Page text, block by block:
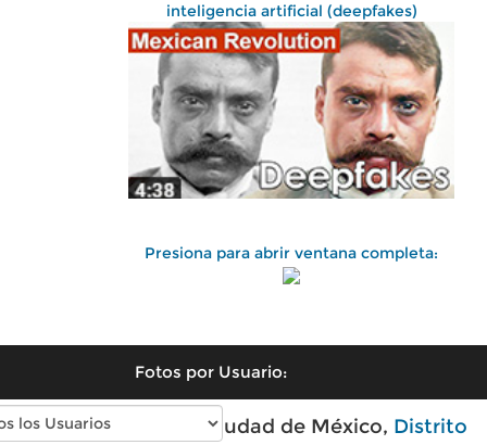
inteligencia artificial (deepfakes)
Presiona para abrir ventana completa:
Fotos por Usuario:
Fotos antiguas de Ciudad de México, Distrito